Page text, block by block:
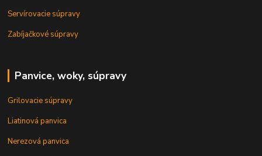
Servírovacie súpravy
Zabíjačkové súpravy
Panvice, woky, súpravy
Grilovacie súpravy
Liatinová panvica
Nerezová panvica